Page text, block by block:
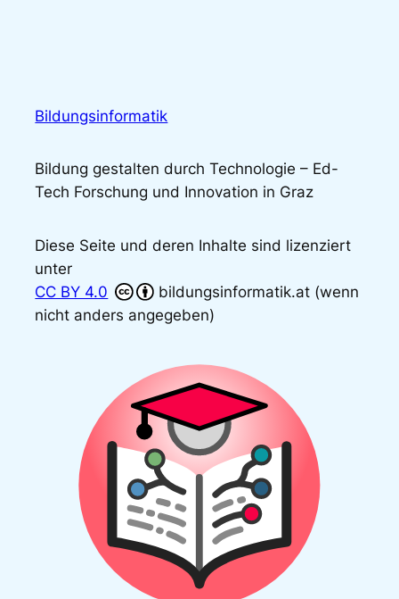
Bildungsinformatik
Bildung gestalten durch Technologie – Ed-
Tech Forschung und Innovation in Graz
Diese Seite und deren Inhalte sind lizenziert
unter
CC BY 4.0
bildungsinformatik.at (wenn
nicht anders angegeben)